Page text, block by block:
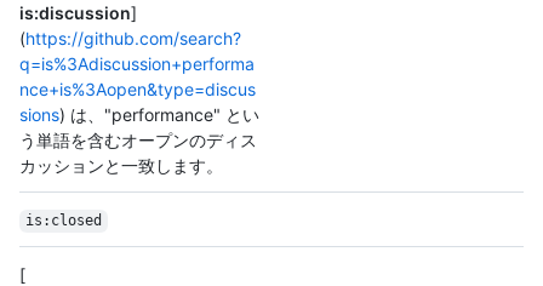
is:discussion]
(https://github.com/search?
q=is%3Adiscussion+performa
nce+is%3Aopen&type=discus
sions) は、"performance" とい
う単語を含むオープンのディス
カッションと一致します。
is:closed
[